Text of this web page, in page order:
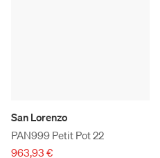
San Lorenzo
PAN999 Petit Pot 22
963,93 €